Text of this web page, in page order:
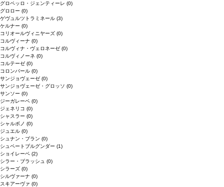
グロペッロ・ジェンティーレ (0)
グロロー (0)
ゲヴュルツトラミネール (3)
ケルナー (0)
コリオールヴィニヤーズ (0)
コルヴィーナ (0)
コルヴィナ・ヴェロネーゼ (0)
コルヴィノーネ (0)
コルテーゼ (0)
コロンバール (0)
サンジョヴェーゼ (0)
サンジョヴェーゼ・グロッソ (0)
サンソー (0)
ジーガレーベ (0)
ジェネリコ (0)
シャスラー (0)
シャルボノ (0)
ジュエル (0)
シュナン・ブラン (0)
シュペートブルグンダー (1)
ショイレーベ (2)
シラー・ブラッシュ (0)
シラーズ (0)
シルヴァーナ (0)
スキアーヴァ (0)